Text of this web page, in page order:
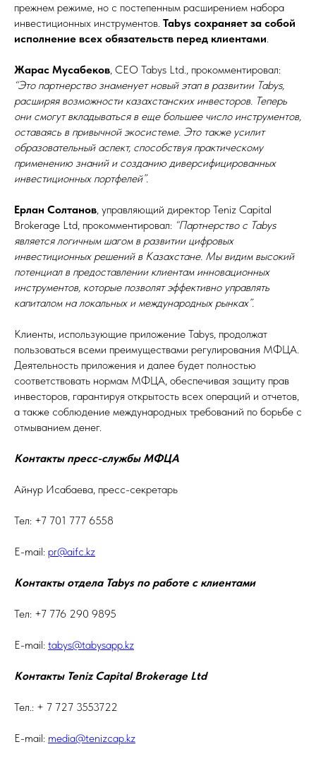
прежнем режиме, но с постепенным расширением набора
инвестиционных инструментов. Tabys сохраняет за собой
исполнение всех обязательств перед клиентами.
Жарас Мусабеков, CEO Tabys Ltd., прокомментировал:
“Это партнерство знаменует новый этап в развитии Tabys,
расширяя возможности казахстанских инвесторов. Теперь
они смогут вкладываться в еще большее число инструментов,
оставаясь в привычной экосистеме. Это также усилит
образовательный аспект, способствуя практическому
применению знаний и созданию диверсифицированных
инвестиционных портфелей”.
Ерлан Солтанов, управляющий директор Teniz Capital
Brokerage Ltd, прокомментировал: “Партнерство с Tabys
является логичным шагом в развитии цифровых
инвестиционных решений в Казахстане. Мы видим высокий
потенциал в предоставлении клиентам инновационных
инструментов, которые позволят эффективно управлять
капиталом на локальных и международных рынках”.
Клиенты, использующие приложение Tabys, продолжат
пользоваться всеми преимуществами регулирования МФЦА.
Деятельность приложения и далее будет полностью
соответствовать нормам МФЦА, обеспечивая защиту прав
инвесторов, гарантируя открытость всех операций и отчетов,
а также соблюдение международных требований по борьбе с
отмыванием денег.
Контакты пресс-службы МФЦА
Айнур Исабаева, пресс-секретарь
Тел: +7 701 777 6558
E-mail: pr@aifc.kz
Контакты отдела Tabys по работе с клиентами
Тел: +7 776 290 9895
E-mail: tabys@tabysapp.kz
Контакты Teniz Capital Brokerage Ltd
Тел.: + 7 727 3553722
E-mail: media@tenizcap.kz